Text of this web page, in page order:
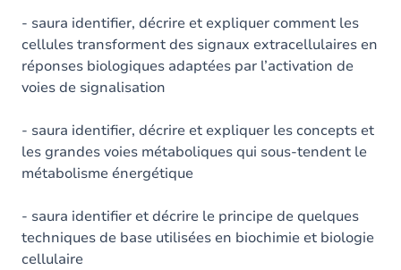
- saura identifier, décrire et expliquer comment les
cellules transforment des signaux extracellulaires en
réponses biologiques adaptées par l’activation de
voies de signalisation
- saura identifier, décrire et expliquer les concepts et
les grandes voies métaboliques qui sous-tendent le
métabolisme énergétique
- saura identifier et décrire le principe de quelques
techniques de base utilisées en biochimie et biologie
cellulaire